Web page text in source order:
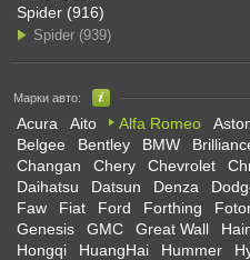
Spider (916)
Spider (939)
Марки авто:
Acura Aito Alfa Romeo
Belgee
Bentley BMW
Changan
Chery Chevrolet
Daihatsu
Datsun Denza
Faw
Fiat Ford Forthing
Genesis
GMC Great Wall
Hongqi
HuangHai Hummer